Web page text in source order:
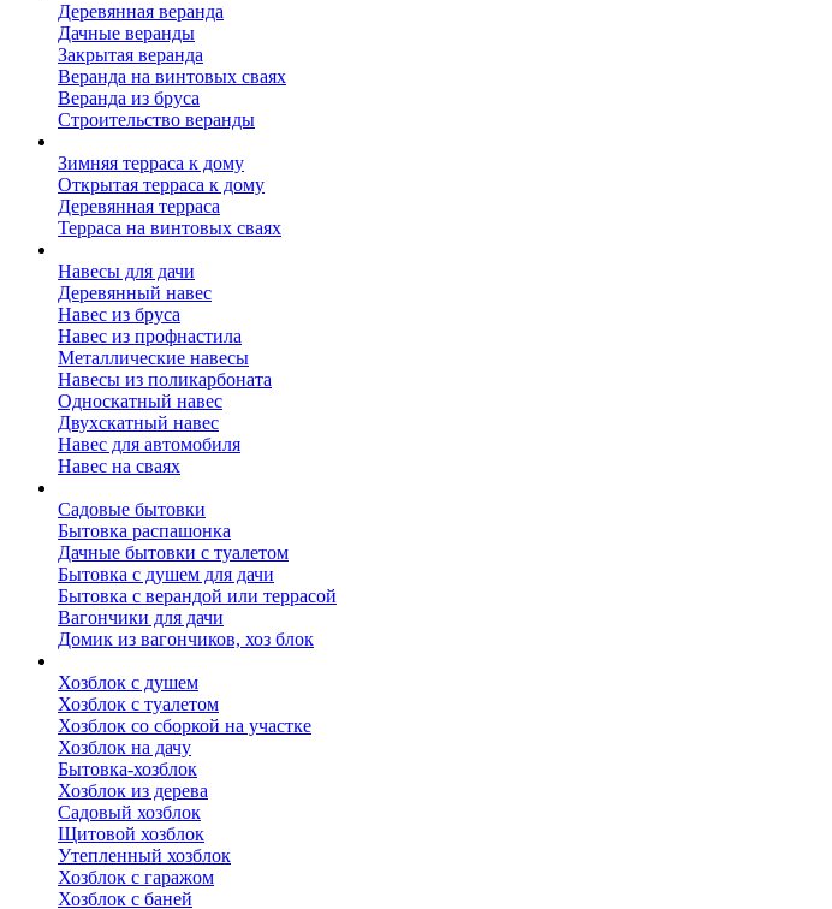
Деревянная веранда
Дачные веранды
Закрытая веранда
Веранда на винтовых сваях
Веранда из бруса
Строительство веранды
Зимняя терраса к дому
Открытая терраса к дому
Деревянная терраса
Терраса на винтовых сваях
Навесы для дачи
Деревянный навес
Навес из бруса
Навес из профнастила
Металлические навесы
Навесы из поликарбоната
Односкатный навес
Двухскатный навес
Навес для автомобиля
Навес на сваях
Садовые бытовки
Бытовка распашонка
Дачные бытовки с туалетом
Бытовка с душем для дачи
Бытовка с верандой или террасой
Вагончики для дачи
Домик из вагончиков, хоз блок
Хозблок с душем
Хозблок с туалетом
Хозблок со сборкой на участке
Хозблок на дачу
Бытовка-хозблок
Хозблок из дерева
Садовый хозблок
Щитовой хозблок
Утепленный хозблок
Хозблок с гаражом
Хозблок с баней